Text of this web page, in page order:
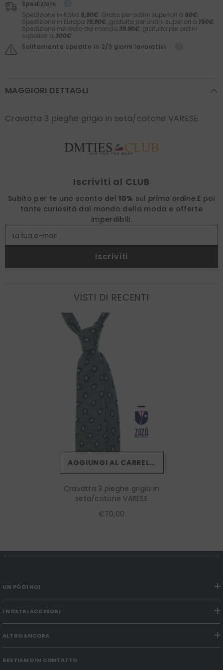
Spedizioni
Spedizione in Italia 5,90€. Gratis per ordini superiori a 50€.
Spedizione in Europa 19.90€, gratuita per ordini superiori a 150€.
Spedizione nel resto del mondo 39.90€, gratuita per ordini
superiori a 300€
Solitamente spedito in 2/3 giorni lavorativi.
MAGGIORI DETTAGLI
Cravatta 3 pieghe grigio in seta/cotone VARESE
Iscriviti al CLUB
Subito per te uno sconto del 10% sulprimo ordine.E poi
tante curiosità dal mondo della moda e offerte
imperdibili.
La tua e-mail
Iscriviti
VISTI DI RECENTI
AGGIUNGI AL CARRELLO
Cravatta 3 pieghe grigio in
seta/cotone VARESE
€70,00
UN PÒ DI NOI
I NOSTRI ACCESORI
ALTRO ANCORA
RESTIAMO IN CONTATTO